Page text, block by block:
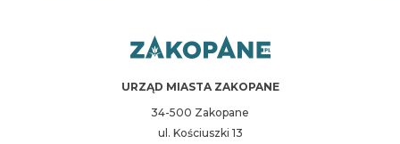
URZĄD MIASTA ZAKOPANE
34-500 Zakopane
ul. Kościuszki 13